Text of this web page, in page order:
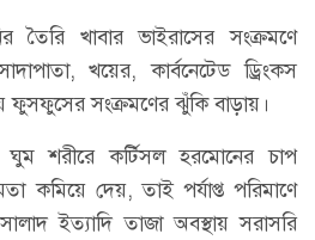
তৈরি খাবার ভাইরাসের সংক্রমণে
খয়ের, কার্বনেটেড ড্রিংকস
ফুসফুসের সংক্রমণের ঝুঁকি বাড়ায়।
ঘুম শরীরে কর্টিসল হরমোনের চাপ
কমিয়ে দেয়, তাই পর্যাপ্ত পরিমাণে
ইত্যাদি তাজা অবস্থায় সরাসরি